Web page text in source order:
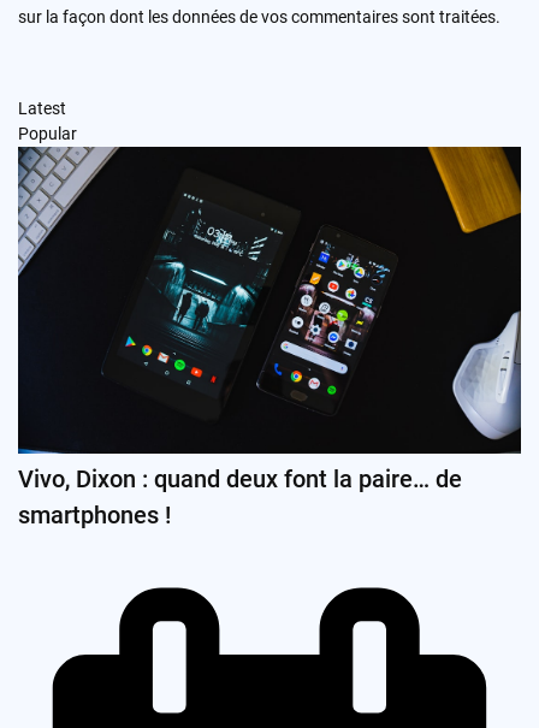
sur la façon dont les données de vos commentaires sont traitées.
Latest
Popular
Vivo, Dixon : quand deux font la paire… de
smartphones !